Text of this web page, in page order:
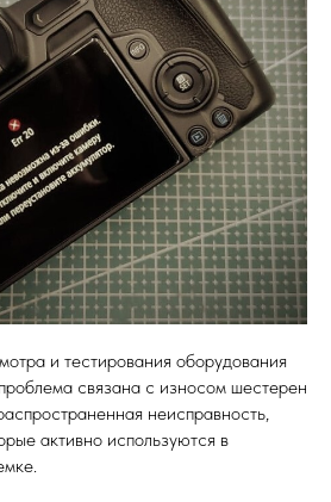
и тестирования оборудования
связана с износом шестерен
неисправность,
активно используются в